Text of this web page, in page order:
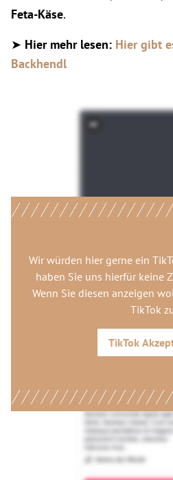
Feta-Käse.
➤ Hier mehr lesen: Hier gibt
Backhendl
Wir würden hier gerne ein
haben Sie uns hierfür keine
Wenn Sie diesen anzeigen
TikTok
TikTok